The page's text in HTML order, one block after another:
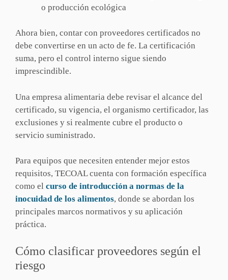
o producción ecológica
Ahora bien, contar con proveedores certificados no
debe convertirse en un acto de fe. La certificación
suma, pero el control interno sigue siendo
imprescindible.
Una empresa alimentaria debe revisar el alcance del
certificado, su vigencia, el organismo certificador, las
exclusiones y si realmente cubre el producto o
servicio suministrado.
Para equipos que necesiten entender mejor estos
requisitos, TECOAL cuenta con formación específica
como el curso de introducción a normas de la
inocuidad de los alimentos, donde se abordan los
principales marcos normativos y su aplicación
práctica.
Cómo clasificar proveedores según el
riesgo